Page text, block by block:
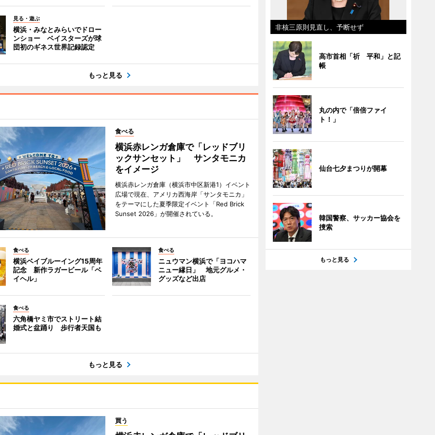
見る・遊ぶ
横浜・みなとみらいでドロー
ンショー ベイスターズが球
団初のギネス世界記録認定
もっと見る
食べる
横浜赤レンガ倉庫で「レッドブリ
ックサンセット」 サンタモニカ
をイメージ
横浜赤レンガ倉庫（横浜市中区新港1）イベント
広場で現在、アメリカ西海岸「サンタモニカ」
をテーマにした夏季限定イベント「Red Brick
Sunset 2026」が開催されている。
食べる
横浜ベイブルーイング15周年
記念 新作ラガービール「ベ
イヘル」
食べる
ニュウマン横浜で「ヨコハマ
ニュー縁日」 地元グルメ・
グッズなど出店
食べる
六角橋ヤミ市でストリート結
婚式と盆踊り 歩行者天国も
もっと見る
買う
非核三原則見直し、予断せず
高市首相「祈 平和」と記
帳
丸の内で「倍倍ファイ
ト！」
仙台七夕まつりが開幕
韓国警察、サッカー協会を
捜索
もっと見る